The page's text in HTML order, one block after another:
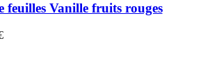
feuilles Vanille fruits rouges